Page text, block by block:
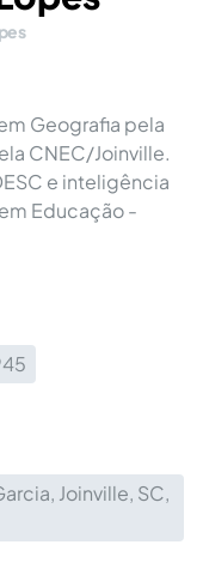
Geografia pela
CNEC/Joinville.
e inteligência
Educação -
Joinville, SC,